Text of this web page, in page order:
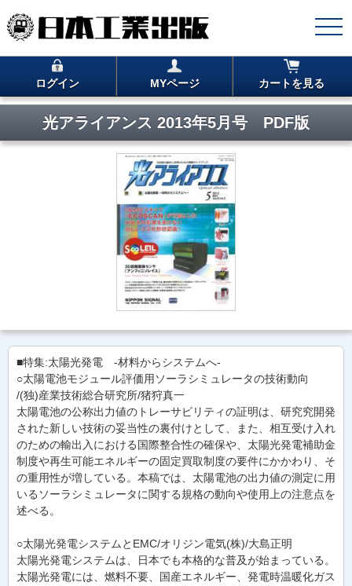
ログイン MYページ カートを見る
光アライアンス 2013年5月号 PDF版
■特集:太陽光発電 -材料からシステムへ-
○太陽電池モジュール評価用ソーラシミュレータの技術動向
/(独)産業技術総合研究所/猪狩真一
太陽電池の公称出力値のトレーサビリティの証明は、研究究開発
された新しい技術の妥当性の裏付けとして、また、相互受け入れ
のための輸出入における国際整合性の確保や、太陽光発電補助金
制度や再生可能エネルギーの固定買取制度の要件にかかわり、そ
の重用性が増している。本稿では、太陽電池の出力値の測定に用
いるソーラシミュレータに関する規格の動向や使用上の注意点を
述べる。
○太陽光発電システムとEMC/オリジン電気(株)/大島正明
太陽光発電システムは、日本でも本格的な普及が始まっている。
太陽光発電には、燃料不要、国産エネルギー、発電時温暖化ガス